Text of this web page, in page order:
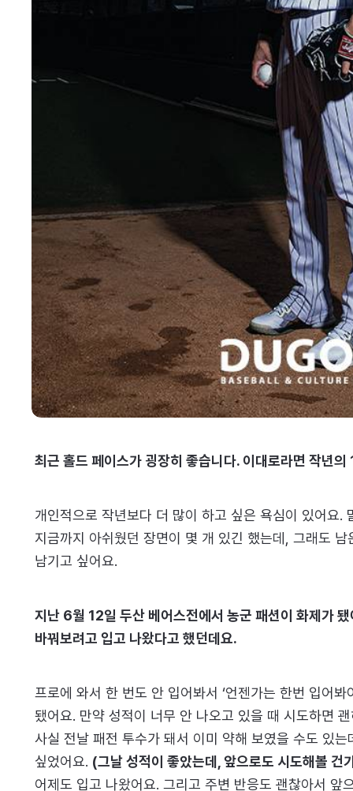
최근 홀드 페이스가 굉장히 좋습니다. 이대로라면 작년
개인적으로 작년보다 더 많이 하고 싶은 욕심이 있어요
지금까지 아쉬웠던 장면이 몇 개 있긴 했는데, 그래도
남기고 싶어요.
지난 6월 12일 두산 베어스전에서 농군 패션이 화제가
바꿔보려고 입고 나왔다고 했던데요.
프로에 와서 한 번도 안 입어봐서 ‘언젠가는 한번 입어
됐어요. 만약 성적이 너무 안 나오고 있을 때 시도하면
사실 전날 패전 투수가 돼서 이미 약해 보였을 수도 있
싶었어요. (그날 성적이 좋았는데, 앞으로도 시도해볼 건
어제도 입고 나왔어요. 그리고 주변 반응도 괜찮아서 앞